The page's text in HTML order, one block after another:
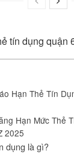
tín dụng quận
Hạn Thẻ Tín
Hạn Mức Thẻ
2025
dụng là gì?